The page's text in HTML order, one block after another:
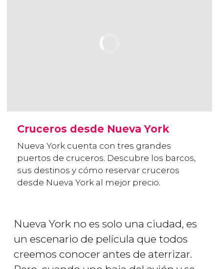
Cruceros desde Nueva York
Nueva York cuenta con tres grandes
puertos de cruceros. Descubre los barcos,
sus destinos y cómo reservar cruceros
desde Nueva York al mejor precio.
Nueva York no es solo una ciudad, es
un escenario de película que todos
creemos conocer antes de aterrizar.